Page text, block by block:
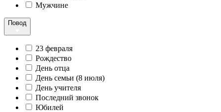
Мужчине
Повод
23 февраля
Рождество
День отца
День семьи (8 июля)
День учителя
Последний звонок
Юбилей